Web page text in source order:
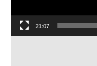
21:07